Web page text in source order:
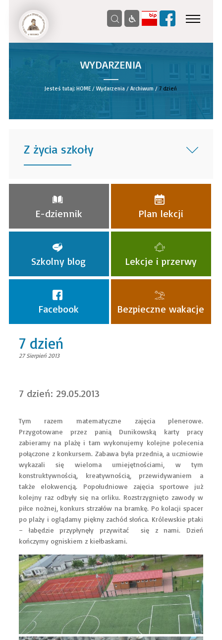
WYDARZENIA
__
Jesteś tutaj:HOME /Wydarzenia /Archiwum /7 dzień
Z życia szkoły
______
E-dziennik Plan lekcji
Szkolny blog Lekcje i przerwy
Facebook Bezpieczne wakacje
7 dzień
27 Sierpień 2013
7 dzień: 29.05.2013
Tym razem matematyczne zajęcia plenerowe.
Przygotowane przez panią Dunikowską karty pracy
zabieramy na plażę i tam wykonujemy kolejne polecenia
połączone z konkursem. Zabawa była przednia, a uczniowie
wykazali się wieloma umiejętnościami, w tym
konstruktywnością, kreatywnością, przewidywaniem a
także elokwencją. Popołudniowe zajęcia sportowe już
kolejny raz odbyły się na orliku. Rozstrzygnięto zawody w
piłce nożnej, konkurs strzałów na bramkę. Po kolacji spacer
po plaży i oglądamy piękny zachód słońca. Królewskie ptaki
– łabędzie przypłynęły przywitać się z nami. Dzień
kończymy ogniskiem z kiełbaskami.